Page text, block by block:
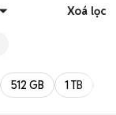
Xoá lọc
512 GB 1 TB